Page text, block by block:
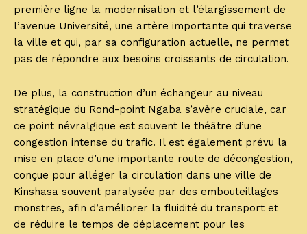
première ligne la modernisation et l’élargissement de
l’avenue Université, une artère importante qui traverse
la ville et qui, par sa configuration actuelle, ne permet
pas de répondre aux besoins croissants de circulation.
De plus, la construction d’un échangeur au niveau
stratégique du Rond-point Ngaba s’avère cruciale, car
ce point névralgique est souvent le théâtre d’une
congestion intense du trafic. Il est également prévu la
mise en place d’une importante route de décongestion,
conçue pour alléger la circulation dans une ville de
Kinshasa souvent paralysée par des embouteillages
monstres, afin d’améliorer la fluidité du transport et
de réduire le temps de déplacement pour les